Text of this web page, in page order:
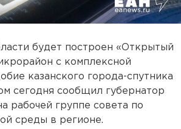
будет построен «Открытый
с комплексной
казанского города-спутника
сегодня сообщил губернатор
рабочей группе совета по
среды в регионе.